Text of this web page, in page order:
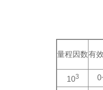
量程因数有
103